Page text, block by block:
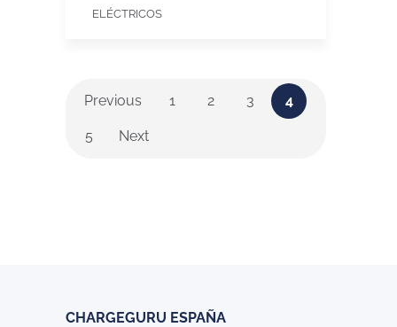
ELÉCTRICOS
Previous 1 2 3 4
5 Next
CHARGEGURU ESPAÑA